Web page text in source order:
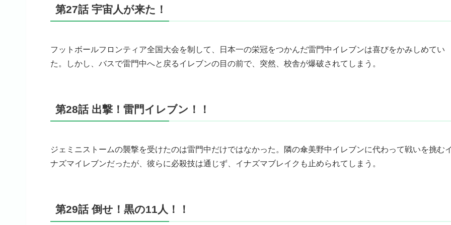
第27話 宇宙人が来た！
フットボールフロンティア全国大会を制して、日本一の栄冠をつかんだ雷門中イレブンは喜びをかみしめてい
た。しかし、バスで雷門中へと戻るイレブンの目の前で、突然、校舎が爆破されてしまう。
第28話 出撃！雷門イレブン！！
ジェミニストームの襲撃を受けたのは雷門中だけではなかった。隣の傘美野中イレブンに代わって戦いを挑む
ナズマイレブンだったが、彼らに必殺技は通じず、イナズマブレイクも止められてしまう。
第29話 倒せ！黒の11人！！